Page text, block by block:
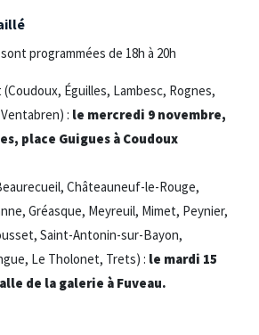
programmées de 18h à 20h
Éguilles, Lambesc, Rognes,
: le mercredi 9 novembre,
place Guigues à Coudoux
Châteauneuf-le-Rouge,
Gréasque, Meyreuil, Mimet, Peynier,
Saint-Antonin-sur-Bayon,
Le Tholonet, Trets) : le mardi 15
de la galerie à Fuveau.